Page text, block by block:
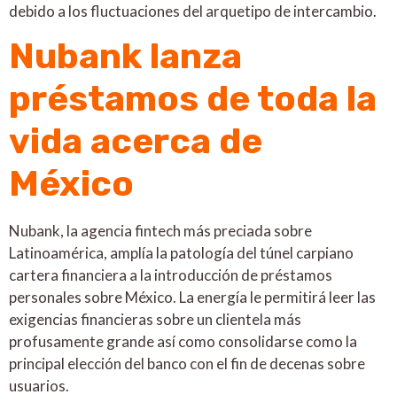
debido a los fluctuaciones del arquetipo de intercambio.
Nubank lanza
préstamos de toda la
vida acerca de
México
Nubank, la agencia fintech más preciada sobre
Latinoamérica, amplía la patologí­a del túnel carpiano
cartera financiera a la introducción de préstamos
personales sobre México. La energía le permitirá leer las
exigencias financieras sobre un clientela más
profusamente grande así­ como consolidarse como la
principal elección del banco con el fin de decenas sobre
usuarios.